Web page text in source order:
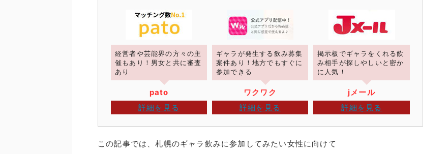
経営者や芸能界の方々の主
催もあり！男女と共に審査
あり
pato
詳細を見る
ギャラが発生する飲み募集
案件あり！地方でもすぐに
参加できる
ワクワク
詳細を見る
掲示板でギャラをくれる飲
み相手が探しやしいと密か
に人気！
jメール
詳細を見る
この記事では、札幌のギャラ飲みに参加してみたい女性に向けて